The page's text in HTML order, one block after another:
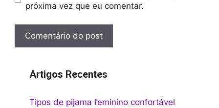
próxima vez que eu comentar.
Artigos Recentes
Tipos de pijama feminino confortável